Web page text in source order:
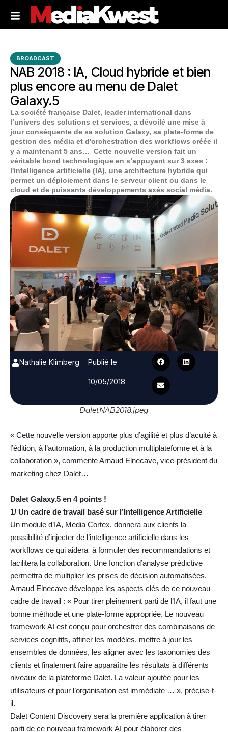
BROADCAST
NAB 2018 : IA, Cloud hybride et bien
plus encore au menu de Dalet
Galaxy.5
La société française Dalet, leader international dans
l’univers des solutions et services, a dévoilé une mise à
jour conséquente de sa solution Galaxy, sa plate-forme de
gestion des média et d'orchestration des workflows créée il
y a maintenant 5 ans… Cette nouvelle version fait un
véritable bond technologique en s’appuyant sur 3 axes :
l'intelligence artificielle (IA), une architecture hybride qui
permet un déploiement dans le serveur client ou dans le
cloud et de puissants développements axés social média.
Nathalie Klimberg
Publié le
10/05/2018
DaletNAB2018.jpeg
« Cette nouvelle version apporte plus d’agilité et plus d’acuité à
l’édition, à l’automation, à la production multiplateforme et à la
collaboration », commente Arnaud Elnecave, vice-président du
marketing chez Dalet…
Dalet Galaxy.5 en 4 points !
1/ Un cadre de travail basé sur l’Intelligence Artificielle
Un module d’IA, Media Cortex, donnera aux clients la
possibilité d’injecter de l’intelligence artificielle dans les
workflows ce qui aidera à formuler des recommandations et
facilitera la collaboration. Une fonction d’analyse prédictive
permettra de multiplier les prises de décision automatisées.
Arnaud Elnecave développe les aspects clés de ce nouveau
cadre de travail : « Pour tirer pleinement parti de l’IA, il faut une
bonne méthode et une plate-forme appropriée. Le nouveau
framework AI est conçu pour orchestrer des combinaisons de
services cognitifs, affiner les modèles, mettre à jour les
ensembles de données, les aligner avec les taxonomies des
clients et finalement faire apparaître les résultats à différents
niveaux de la plateforme Dalet. La valeur ajoutée pour les
utilisateurs et pour l’organisation est immédiate … », précise-t-
il.
Dalet Content Discovery sera la première application à tirer
parti de ce nouveau framework AI pour élaborer des